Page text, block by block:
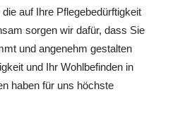
auf Ihre Pflegebedürftigkeit
sorgen wir dafür, dass Sie
und angenehm gestalten
und Ihr Wohlbefinden in
haben für uns höchste